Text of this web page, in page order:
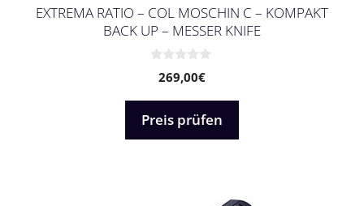
EXTREMA RATIO – COL MOSCHIN C – KOMPAKT
BACK UP – MESSER KNIFE
n
5
269,00€
Preis prüfen